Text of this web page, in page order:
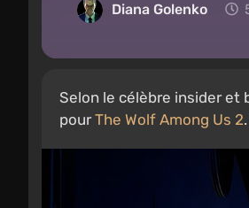
Diana Golenko
Selon le célèbre insider et
pourThe Wolf Among Us 2